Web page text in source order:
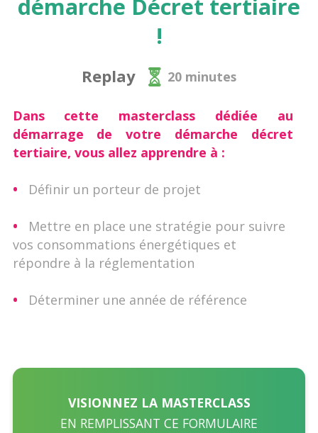
démarche Décret tertiaire
!
Replay 20 minutes
Dans cette masterclass dédiée au
démarrage de votre démarche décret
tertiaire, vous allez apprendre à :
• Définir un porteur de projet
•
Mettre en place une stratégie pour suivre
vos consommations énergétiques et
répondre à la réglementation
• Déterminer une année de référence
VISIONNEZ LA MASTERCLASS
EN REMPLISSANT CE FORMULAIRE